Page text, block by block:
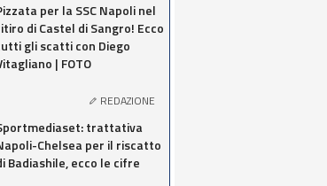
per la SSC Napoli nel
di Castel di Sangro! Ecco
gli scatti con Diego
| FOTO
REDAZIONE
trattativa
Chelsea per il riscatto
Badiashile, ecco le cifre